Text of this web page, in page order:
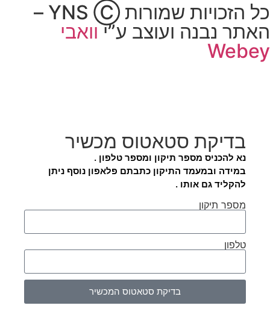
כל הזכויות שמורות YNS Ⓒ –
האתר נבנה ועוצב ע”יוואבי
Webey
בדיקת סטאטוס מכשיר
נא להכניס מספר תיקון ומספר טלפון .
במידה ובמעמד התיקון כתבתם פלאפון נוסף ניתן
להקליד גם אותו .
מספר תיקון
טלפון
בדיקת סטאטוס המכשיר